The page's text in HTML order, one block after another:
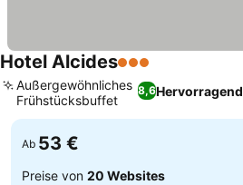
Hotel Alcides3 Sterne
8,6Hervorragend
Außergewöhnliches
Frühstücksbuffet
Ab 53 €
Preise von 20 Websites